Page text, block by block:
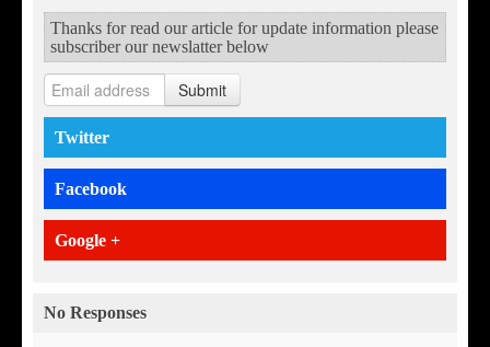
Thanks for read our article for update information please
subscriber our newslatter below
Submit
Twitter
Facebook
Google +
No Responses